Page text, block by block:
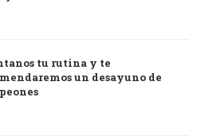
tu rutina y te
un desayuno de